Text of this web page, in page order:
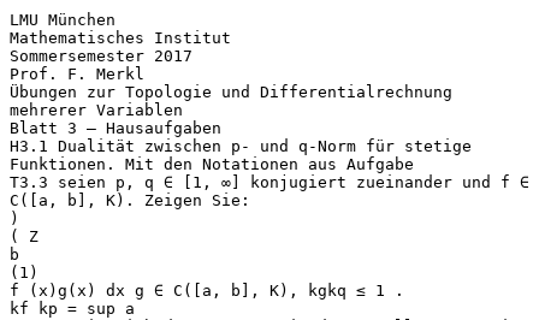
LMU München
Mathematisches Institut
Sommersemester 2017
Prof. F. Merkl
Übungen zur Topologie und Differentialrechnung
mehrerer Variablen
Blatt 3 – Hausaufgaben
H3.1 Dualität zwischen p- und q-Norm für stetige
Funktionen. Mit den Notationen aus Aufgabe
T3.3 seien p, q ∈ [1, ∞] konjugiert zueinander und f ∈
C([a, b], K). Zeigen Sie:
)
( Z
b
(1)
f (x)g(x) dx g ∈ C([a, b], K), kgkq ≤ 1 .
kf kp = sup a